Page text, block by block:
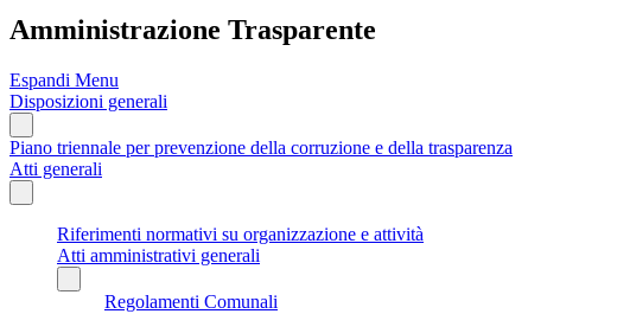
Amministrazione Trasparente
Espandi Menu
Disposizioni generali
Piano triennale per prevenzione della corruzione e della trasparenza
Atti generali
Riferimenti normativi su organizzazione e attività
Atti amministrativi generali
Regolamenti Comunali